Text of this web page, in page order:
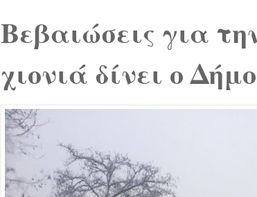
Βεβαιώσεις για
χιονιά δίνει ο